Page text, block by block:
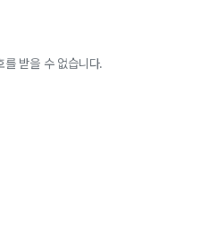
를 받을 수 없습니다.